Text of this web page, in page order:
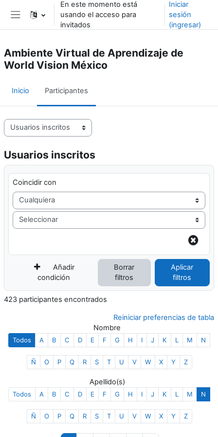
Saltar al contenido principal
Pánel lateral
En este momento está
usando el acceso para
invitados
Iniciar
sesión
(ingresar)
Ambiente Virtual de Aprendizaje de
World Vision México
Inicio Participantes
Navegación terciaria de participantes
Usuarios inscritos
Filtro 1
Coincidir con
Filtrar tipo
Añadir
condición
Borrar
filtros
Aplicar
filtros
423 participantes encontrados
Reiniciar preferencias de tabla
Nombre
Todos A B C D E F G H I J K L M N
Ñ O P Q R S T U V W X Y Z
Apellido(s)
Todos A B C D E F G H I J K L M N
Ñ O P Q R S T U V W X Y Z